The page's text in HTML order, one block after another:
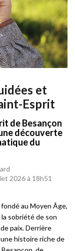
et
Esprit
de Besançon
découverte
du
2026 à 18h51
au Moyen Âge,
sobriété de son
paix. Derrière
histoire riche de